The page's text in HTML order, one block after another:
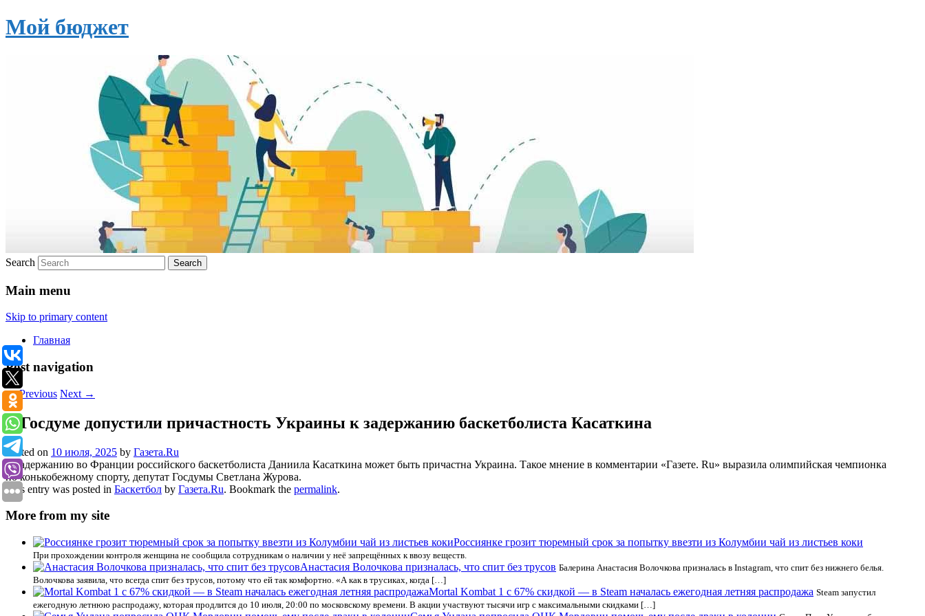
Мой бюджет
Search
Main menu
Skip to primary content
Главная
Post navigation
←Previous Next →
В Госдуме допустили причастность Украины к задержанию баскетболиста Касаткина
Posted on 10 июля, 2025 by Газета.Ru
К задержанию во Франции российского баскетболиста Даниила Касаткина может быть причастна Украина. Такое мнение в комментарии «Газете. Ru» выразила олимпийская чемпионка
по конькобежному спорту, депутат Госдумы Светлана Журова.
This entry was posted in Баскетбол by Газета.Ru. Bookmark the permalink.
More from my site
Россиянке грозит тюремный срок за попытку ввезти из Колумбии чай из листьев коки
При прохождении контроля женщина не сообщила сотрудникам о наличии у неё запрещённых к ввозу веществ.
Анастасия Волочкова призналась, что спит без трусов Балерина Анастасия Волочкова призналась в Instagram, что спит без нижнего белья.
Волочкова заявила, что всегда спит без трусов, потому что ей так комфортно. «А как в трусиках, когда […]
Mortal Kombat 1 с 67% скидкой — в Steam началась ежегодная летняя распродажа Steam запустил
ежегодную летнюю распродажу, которая продлится до 10 июля, 20:00 по московскому времени. В акции участвуют тысячи игр с максимальными скидками […]